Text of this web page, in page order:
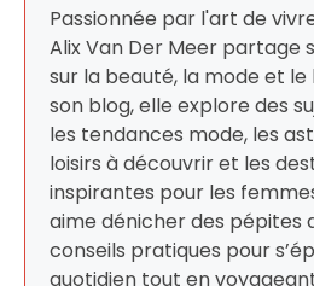
Passionnée par l'art de
Alix Van Der Meer partage
sur la beauté, la mode et
son blog, elle explore des
les tendances mode, les
loisirs à découvrir et les
inspirantes pour les
aime dénicher des pépites
conseils pratiques pour
quotidien tout en